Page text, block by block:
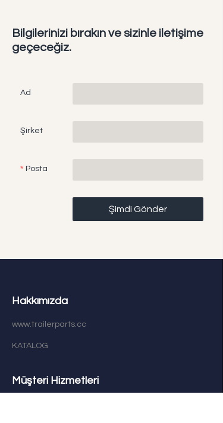
Bilgilerinizi bırakın ve sizinle iletişime
geçeceğiz.
Ad
Şirket
Posta
Şimdi Gönder
Hakkımızda
www.trailerparts.cc
KATALOG
Müşteri Hizmetleri